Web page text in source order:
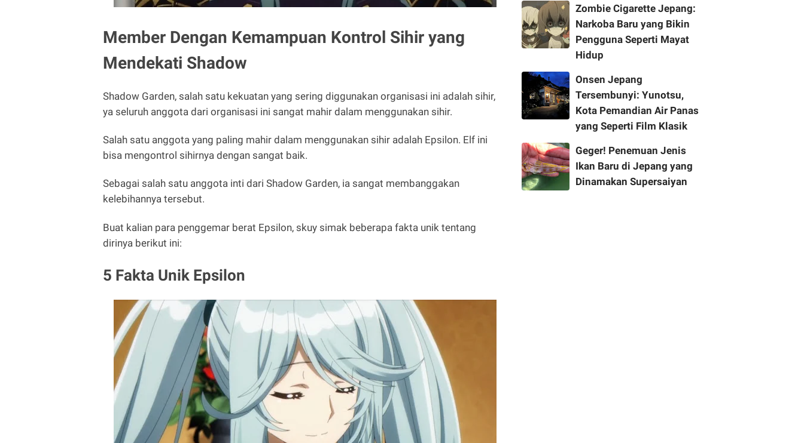
Member Dengan Kemampuan Kontrol Sihir yang
Mendekati Shadow
Shadow Garden, salah satu kekuatan yang sering diggunakan organisasi ini adalah sihir,
ya seluruh anggota dari organisasi ini sangat mahir dalam menggunakan sihir.
Salah satu anggota yang paling mahir dalam menggunakan sihir adalah Epsilon. Elf ini
bisa mengontrol sihirnya dengan sangat baik.
Sebagai salah satu anggota inti dari Shadow Garden, ia sangat membanggakan
kelebihannya tersebut.
Buat kalian para penggemar berat Epsilon, skuy simak beberapa fakta unik tentang
dirinya berikut ini:
5 Fakta Unik Epsilon
Zombie Cigarette Jepang:
Narkoba Baru yang Bikin
Pengguna Seperti Mayat
Hidup
Onsen Jepang
Tersembunyi: Yunotsu,
Kota Pemandian Air Panas
yang Seperti Film Klasik
Geger! Penemuan Jenis
Ikan Baru di Jepang yang
Dinamakan Supersaiyan